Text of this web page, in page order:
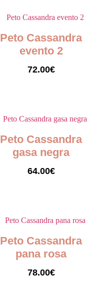
Peto Cassandra
evento 2
72.00€
Peto Cassandra
gasa negra
64.00€
Peto Cassandra
pana rosa
78.00€